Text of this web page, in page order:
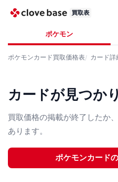
買取表
ポケモン
ポケモンカード買取価格表 カード詳
カードが見つか
買取価格の掲載が終了したか
あります。
ポケモンカード